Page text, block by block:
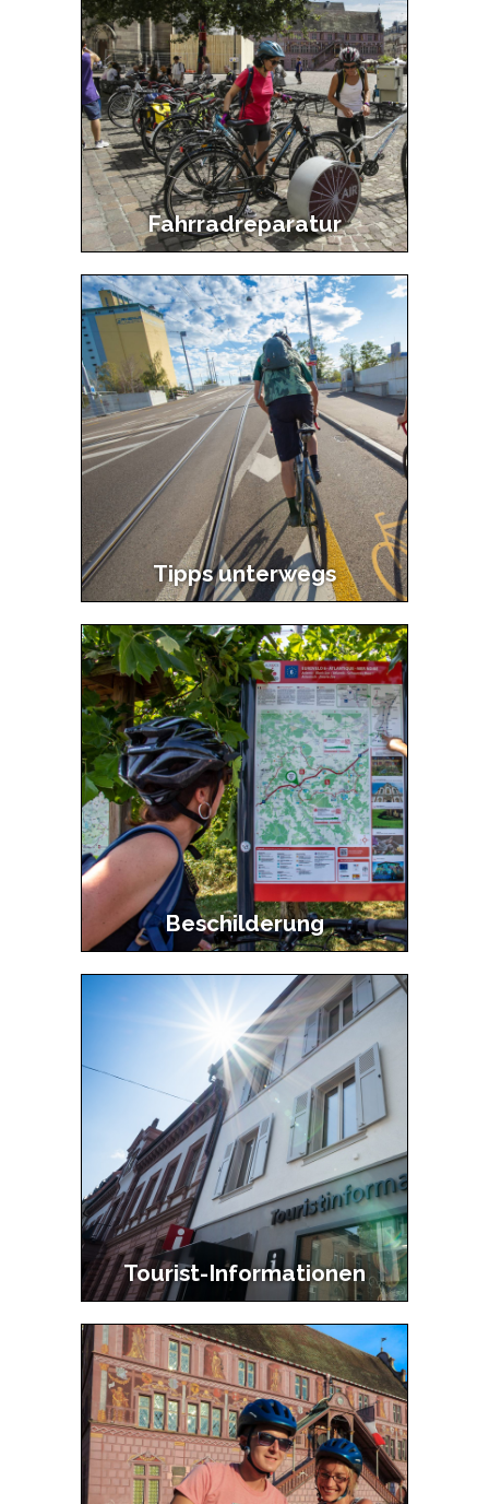
Fahrradreparatur
Tipps unterwegs
Beschilderung
Tourist-Informationen